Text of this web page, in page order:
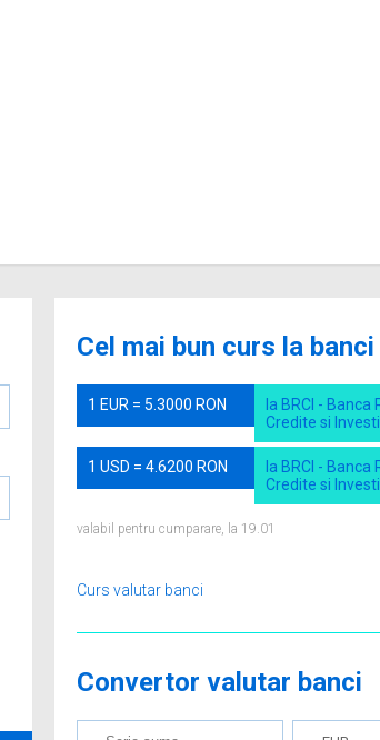
Cel mai bun curs la banci
1 EUR = 5.3000 RON
la BRCI - Banca
Credite si
1 USD = 4.6200 RON
la BRCI - Banca
Credite si
valabil pentru cumparare, la 19.01
Curs valutar banci
Convertor valutar banci